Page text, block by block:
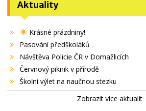
Aktuality
Krásné prázdniny!
Pasování předškoláků
Návštěva Policie ČR v Domažlicích
Červnový piknik v přírodě
Školní výlet na naučnou stezku
Zobrazit více aktualit